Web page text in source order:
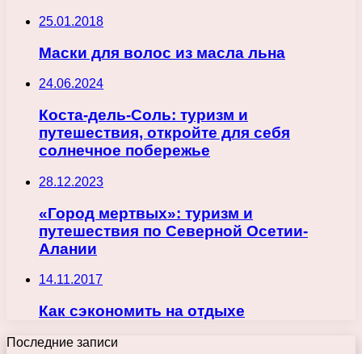
25.01.2018
Маски для волос из масла льна
24.06.2024
Коста-дель-Соль: туризм и
путешествия, откройте для себя
солнечное побережье
28.12.2023
«Город мертвых»: туризм и
путешествия по Северной Осетии-
Алании
14.11.2017
Как сэкономить на отдыхе
Последние записи